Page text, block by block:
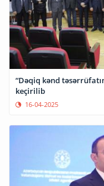
“Dəqiq kənd
keçirilib
16-04-2025